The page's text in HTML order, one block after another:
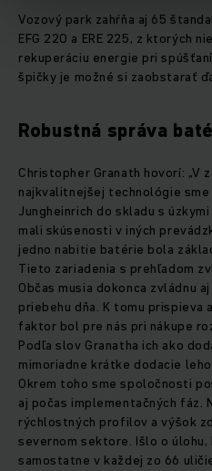
Vozový park zahŕňa aj 65
EFG 220 a ERE 225, z ktorých
rekuperáciu energie pri
špičky je možné si zaobstarať
Robustná správa
Christopher Granath hovorí: „V
najkvalitnejšej technológie
Jungheinrich do skladu s
mali skúsenosti v iných
jedno nabitie batérie bola
Tieto zariadenia s prehľadom
Občas musia dokonca zvládnu
priebehu dňa. K tomu prispieva
faktor bol pre nás pri nákupe
Podľa slov Granatha ich ako
mimoriadne krátke dodacie
Okrem toho sme spoločnosti
aj počas implementačných fáz.
rýchlostných profilov a výšok
severnom sektore. Išlo o úlohu,
samostatne v každej zo 66